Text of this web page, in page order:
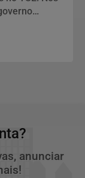
anunciar